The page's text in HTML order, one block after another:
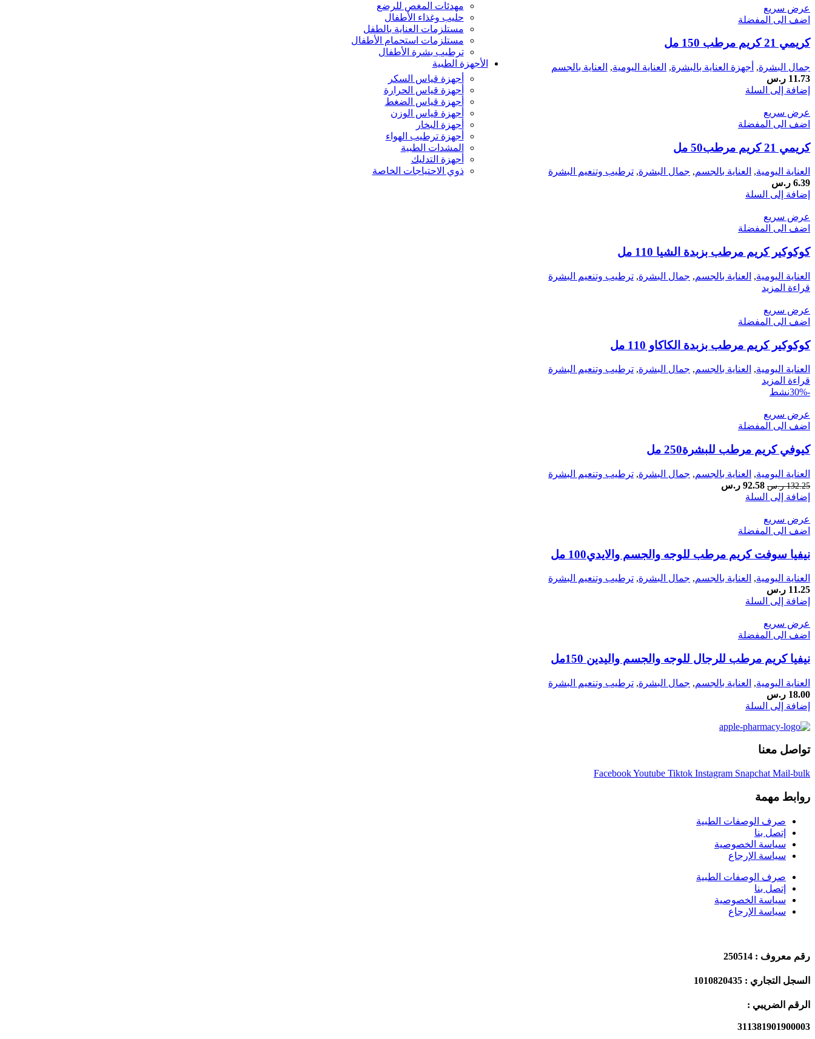
مهدئات المغص للرضع
حليب وغذاء الأطفال
مستلزمات العناية بالطفل
مستلزمات استحمام الأطفال
ترطيب بشرة الأطفال
الأجهزة الطبية
أجهزة قياس السكر
أجهزة قياس الحرارة
أجهزة قياس الضغط
أجهزة قياس الوزن
أجهزة البخار
أجهزة ترطيب الهواء
المشدات الطبية
أجهزة التدليك
ذوي الاحتياجات الخاصة
عرض سريع
اضف الى المفضلة
كريمي 21 كريم مرطب 150 مل
جمال البشرة, أجهزة العناية بالبشرة, العناية اليومية, العناية بالجسم
11.73 ر.س
إضافة إلى السلة
عرض سريع
اضف الى المفضلة
كريمي 21 كريم مرطب50 مل
العناية اليومية, العناية بالجسم, جمال البشرة, ترطيب وتنعيم البشرة
6.39 ر.س
إضافة إلى السلة
عرض سريع
اضف الى المفضلة
كوكوكير كريم مرطب بزبدة الشيا 110 مل
العناية اليومية, العناية بالجسم, جمال البشرة, ترطيب وتنعيم البشرة
قراءة المزيد
عرض سريع
اضف الى المفضلة
كوكوكير كريم مرطب بزبدة الكاكاو 110 مل
العناية اليومية, العناية بالجسم, جمال البشرة, ترطيب وتنعيم البشرة
قراءة المزيد
-30%
نشط
عرض سريع
اضف الى المفضلة
كيوفي كريم مرطب للبشرة250 مل
العناية اليومية, العناية بالجسم, جمال البشرة, ترطيب وتنعيم البشرة
132.25 ر.س السعر
الأصلي
132.25 ر.س.
92.58 ر.س
إضافة إلى السلة
عرض سريع
اضف الى المفضلة
نيفيا سوفت كريم مرطب للوجه والجسم والايدي100 مل
العناية اليومية, العناية بالجسم, جمال البشرة, ترطيب وتنعيم البشرة
11.25 ر.س
إضافة إلى السلة
عرض سريع
اضف الى المفضلة
نيفيا كريم مرطب للرجال للوجه والجسم واليدين 150مل
العناية اليومية, العناية بالجسم, جمال البشرة, ترطيب وتنعيم البشرة
18.00 ر.س
إضافة إلى السلة
تواصل معنا
FacebookYoutube Tiktok Instagram Snapchat Mail-bulk
روابط مهمة
صرف الوصفات الطبية
إتصل بنا
سياسة الخصوصية
سياسة الإرجاع
صرف الوصفات الطبية
إتصل بنا
سياسة الخصوصية
سياسة الإرجاع
رقم معروف : 250514
السجل التجاري : 1010820435
الرقم الضريبي :
311381901900003